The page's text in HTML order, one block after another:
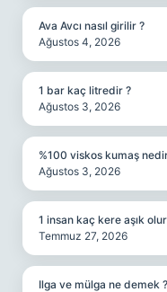
Ava Avcı nasıl girilir ?
Ağustos 4, 2026
1 bar kaç litredir ?
Ağustos 3, 2026
%100 viskos kumaş
Ağustos 3, 2026
1 insan kaç kere aşık
Temmuz 27, 2026
Ilga ve mülga ne demek ?